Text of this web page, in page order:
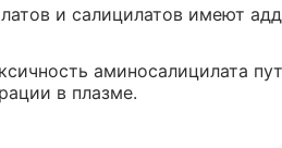
и салицилатов имеют
аминосалицилата
в плазме.